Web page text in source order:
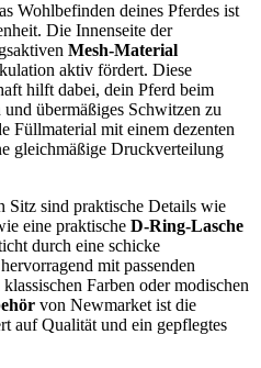
Wohlbefinden deines Pferdes ist
Die Innenseite der
Mesh-Material
aktiv fördert. Diese
hilft dabei, dein Pferd beim
übermäßiges Schwitzen zu
Füllmaterial mit einem dezenten
gleichmäßige Druckverteilung
Sitz sind praktische Details wie
eine praktische D-Ring-Lasche
durch eine schicke
mit passenden
Farben oder modischen
von Newmarket ist die
auf Qualität und ein gepflegtes